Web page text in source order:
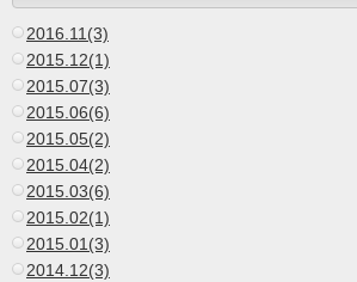
2016.11(3)
2015.12(1)
2015.07(3)
2015.06(6)
2015.05(2)
2015.04(2)
2015.03(6)
2015.02(1)
2015.01(3)
2014.12(3)